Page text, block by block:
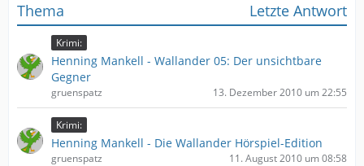
Thema Letzte Antwort
Krimi:
Henning Mankell - Wallander 05: Der unsichtbare
Gegner
gruenspatz 13. Dezember 2010 um 22:55
Krimi:
Henning Mankell - Die Wallander Hörspiel-Edition
gruenspatz 11. August 2010 um 08:58